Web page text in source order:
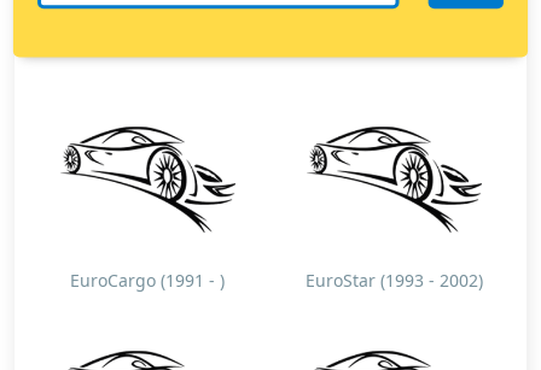
EuroCargo (1991 - ) EuroStar (1993 - 2002)